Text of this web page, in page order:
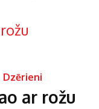
Dzērieni
ar rožu